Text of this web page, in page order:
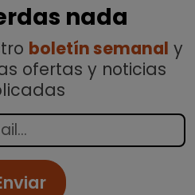
nada
boletín semanal y
ofertas y noticias